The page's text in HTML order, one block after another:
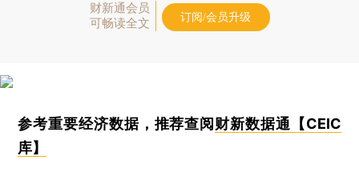
财新通会员
可畅读全文
订阅/会员升级
参考重要经济数据，推荐查阅 财新数据通【CEIC
库】